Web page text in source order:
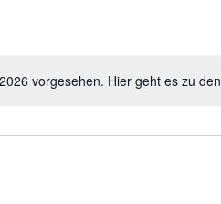
Hinweis
vorgesehen. Hier geht es zu den